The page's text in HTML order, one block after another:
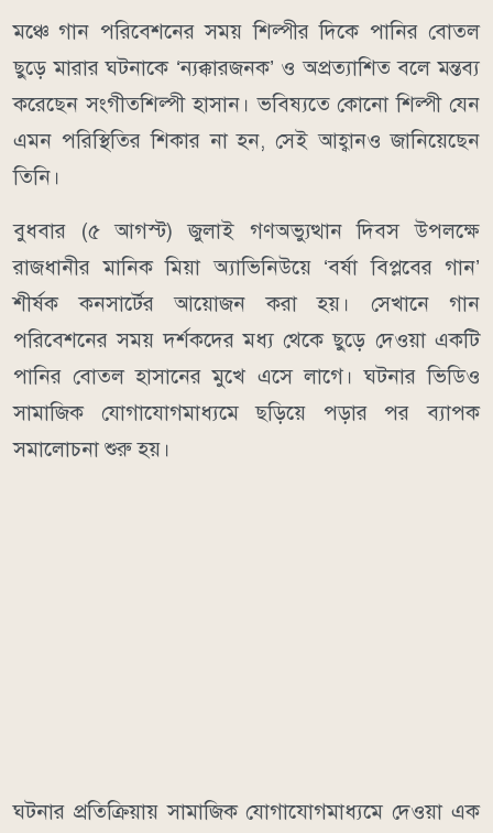
মঞ্চে গান পরিবেশনের সময় শিল্পীর দিকে পানির বোতল
ছুড়ে মারার ঘটনাকে ‘ন্যক্কারজনক’ ও অপ্রত্যাশিত বলে মন্তব্য
করেছেন সংগীতশিল্পী হাসান। ভবিষ্যতে কোনো শিল্পী যেন
এমন পরিস্থিতির শিকার না হন, সেই আহ্বানও জানিয়েছেন
তিনি।
বুধবার (৫ আগস্ট) জুলাই গণঅভ্যুত্থান দিবস উপলক্ষে
রাজধানীর মানিক মিয়া অ্যাভিনিউয়ে ‘বর্ষা বিপ্লবের গান’
শীর্ষক কনসার্টের আয়োজন করা হয়। সেখানে গান
পরিবেশনের সময় দর্শকদের মধ্য থেকে ছুড়ে দেওয়া একটি
পানির বোতল হাসানের মুখে এসে লাগে। ঘটনার ভিডিও
সামাজিক যোগাযোগমাধ্যমে ছড়িয়ে পড়ার পর ব্যাপক
সমালোচনা শুরু হয়।
ঘটনার প্রতিক্রিয়ায় সামাজিক যোগাযোগমাধ্যমে দেওয়া এক